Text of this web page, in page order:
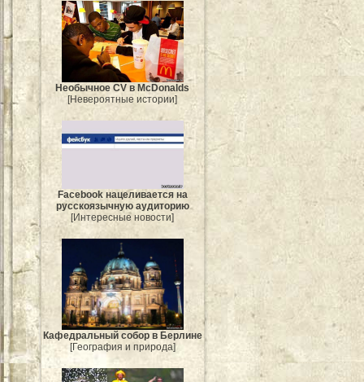
Необычное CV в McDonalds
[Невероятные истории]
Facebook нацеливается на
русскоязычную аудиторию
[Интересные новости]
Кафедральный собор в Берлине
[География и природа]